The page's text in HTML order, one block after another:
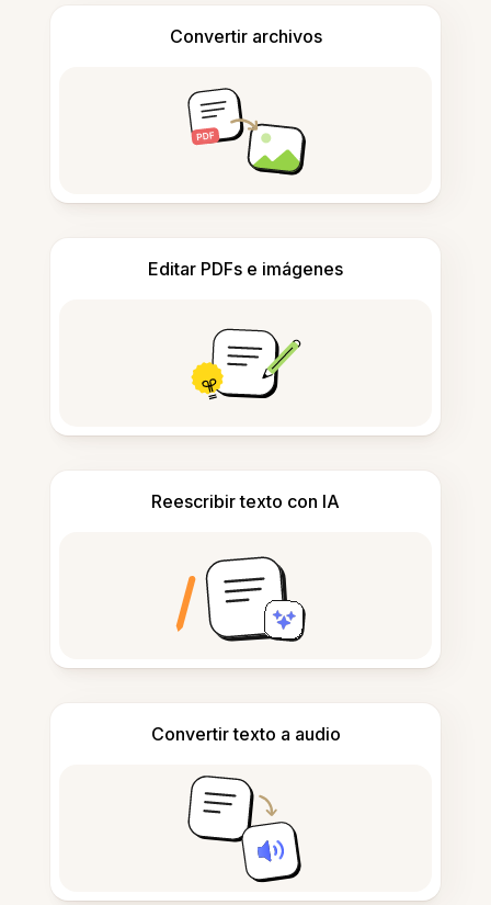
Convertir archivos
Editar PDFs e imágenes
Reescribir texto con IA
Convertir texto a audio